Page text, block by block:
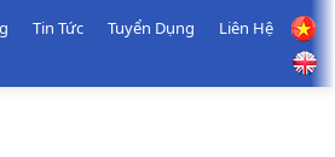
Tin Tức Tuyển Dụng Liên Hệ